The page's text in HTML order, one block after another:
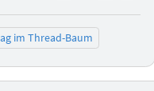
im Thread-Baum